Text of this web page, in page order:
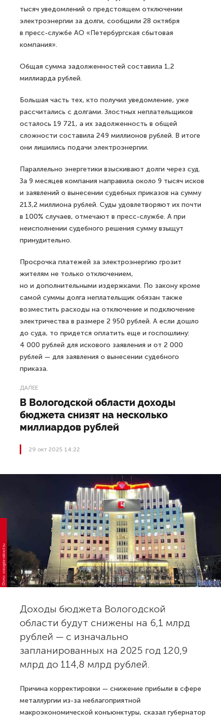
тысяч уведомлений о предстоящем отключении
электроэнергии за долги, сообщили 28 октября
в пресс-службе АО «Петербургская сбытовая
компания».
Общая сумма задолженностей составила 1,2
миллиарда рублей.
Большая часть тех, кто получил уведомление, уже
рассчитались с долгами. Злостных неплательщиков
осталось 19 721, а их задолженность в общей
сложности составила 249 миллионов рублей. В итоге
они лишились подачи электроэнергии.
Параллельно энергетики взыскивают долги через суд.
За 9 месяцев компания направила около 9 тысяч исков
и заявлений о вынесении судебных приказов на сумму
213,2 миллиона рублей. Суды удовлетворяют их почти
в 100% случаев, отмечают в пресс-службе. А при
неисполнении судебного решения сумму взыщут
принудительно.
Просрочка платежей за электроэнергию грозит
жителям не только отключением,
но и дополнительными издержками. По закону кроме
самой суммы долга неплательщик обязан также
возместить расходы на отключение и подключение
электричества в размере 2 950 рублей. А если дошло
до суда, то придется оплатить еще и госпошлину:
4 000 рублей для искового заявления и от 2 000
рублей — для заявления о вынесении судебного
приказа.
ДАЛЕЕ
В Вологодской области доходы
бюджета снизят на несколько
миллиардов рублей
29 окт 2025 14:22
Фото: vologda-oblast.ru
Доходы бюджета Вологодской
области будут снижены на 6,1 млрд
рублей — с изначально
запланированных на 2025 год 120,9
млрд до 114,8 млрд рублей.
Причина корректировки — снижение прибыли в сфере
металлургии из-за неблагоприятной
макроэкономической конъюнктуры, сказал губернатор